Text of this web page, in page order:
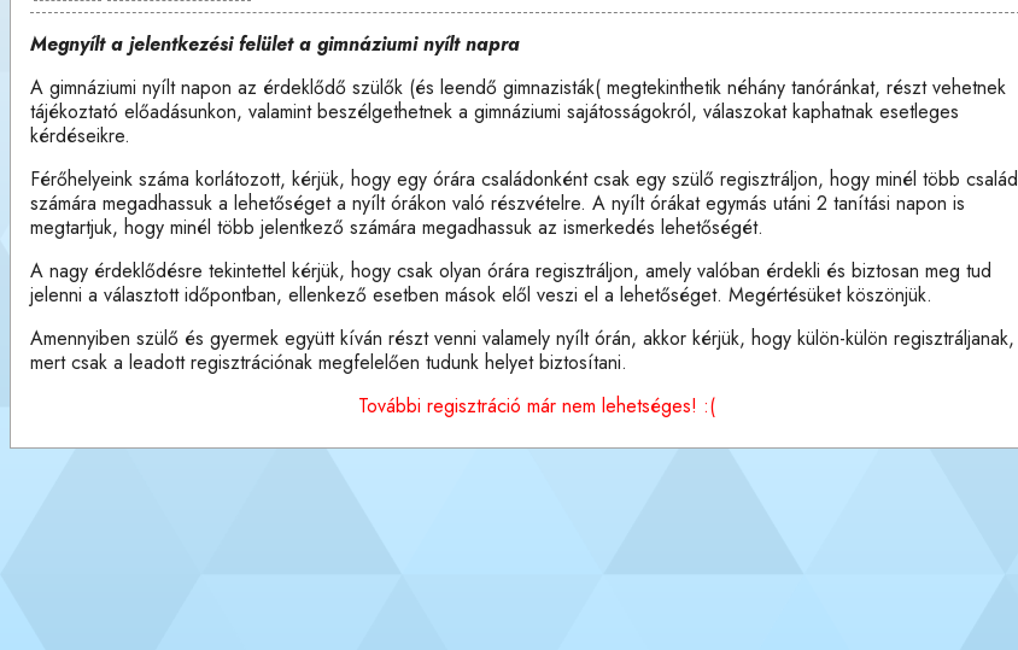
Megnyílt a jelentkezési felület a gimnáziumi nyílt napra
A gimnáziumi nyílt napon az érdeklődő szülők (és leendő gimnazisták( megtekinthetik néhány tanóránkat, részt vehetnek
tájékoztató előadásunkon, valamint beszélgethetnek a gimnáziumi sajátosságokról, válaszokat kaphatnak esetleges
kérdéseikre.
Férőhelyeink száma korlátozott, kérjük, hogy egy órára családonként csak egy szülő regisztráljon, hogy minél több család
számára megadhassuk a lehetőséget a nyílt órákon való részvételre. A nyílt órákat egymás utáni 2 tanítási napon is
megtartjuk, hogy minél több jelentkező számára megadhassuk az ismerkedés lehetőségét.
A nagy érdeklődésre tekintettel kérjük, hogy csak olyan órára regisztráljon, amely valóban érdekli és biztosan meg tud
jelenni a választott időpontban, ellenkező esetben mások elől veszi el a lehetőséget. Megértésüket köszönjük.
Amennyiben szülő és gyermek együtt kíván részt venni valamely nyílt órán, akkor kérjük, hogy külön-külön regisztráljanak,
mert csak a leadott regisztrációnak megfelelően tudunk helyet biztosítani.
További regisztráció már nem lehetséges! :(